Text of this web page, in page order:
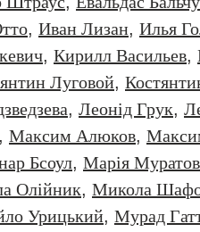
, Иван Лизан, Илья
, Кирилл Васильев,
Луговой,
, Леонiд Грук,
, Максим Алюков,
Бсоул, Марія
Олійник, Микола
Урицький, Мурад